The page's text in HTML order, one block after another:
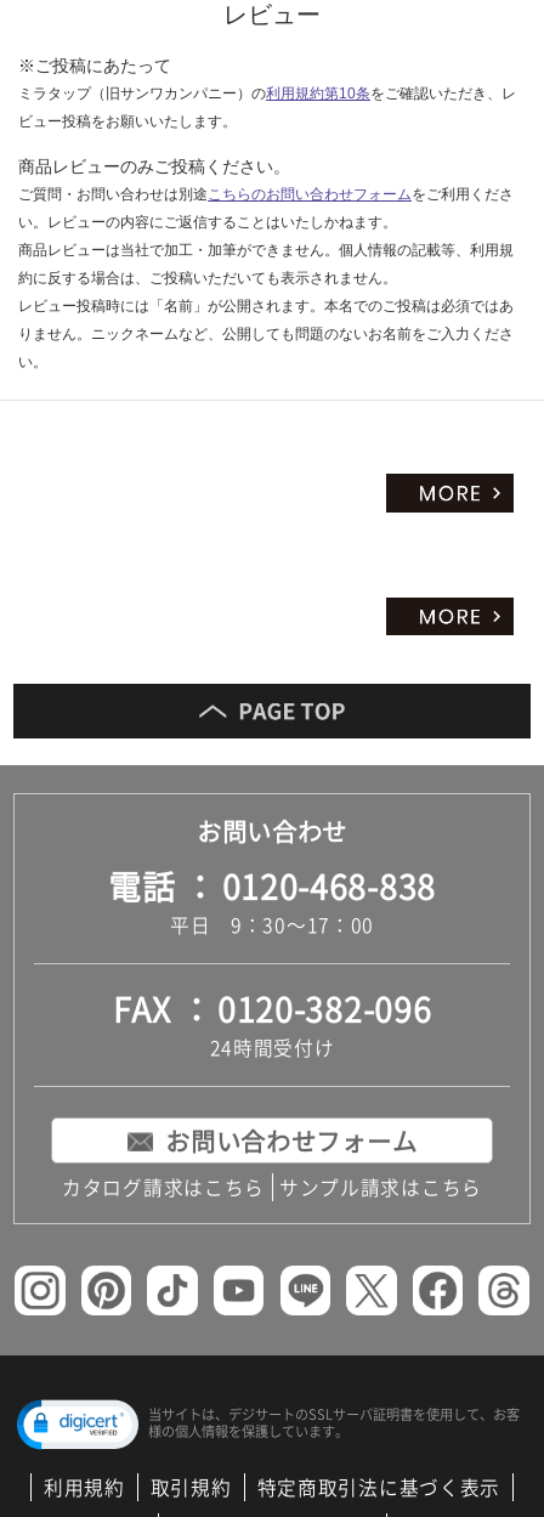
レビュー
※ご投稿にあたって
ミラタップ（旧サンワカンパニー）の利用規約第10条をご確認いただき、レ
ビュー投稿をお願いいたします。
商品レビューのみご投稿ください。
ご質問・お問い合わせは別途こちらのお問い合わせフォームをご利用くださ
い。レビューの内容にご返信することはいたしかねます。
商品レビューは当社で加工・加筆ができません。個人情報の記載等、利用規
約に反する場合は、ご投稿いただいても表示されません。
レビュー投稿時には「名前」が公開されます。本名でのご投稿は必須ではあ
りません。ニックネームなど、公開しても問題のないお名前をご入力くださ
い。
お問い合わせ
電話 0120-468-838
平日 9：30～17：00
FAX 0120-382-096
24時間受付け
お問い合わせフォーム
カタログ請求はこちら サンプル請求はこちら
当サイトは、デジサートのSSLサーバ証明書を使用して、 お客
様の個人情報を保護しています。
利用規約 取引規約
特定商取引法に基づく表示